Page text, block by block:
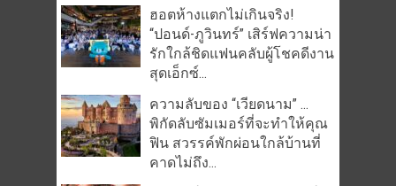
ฮอตห้างแตกไม่เกินจริง!
“ปอนด์-ภูวินทร์” เสิร์ฟความน่า
รักใกล้ชิดแฟนคลับผู้โชคดีงาน
สุดเอ็กซ์...
ความลับของ “เวียดนาม” …
พิกัดลับซัมเมอร์ที่จะทำให้คุณ
ฟิน สวรรค์พักผ่อนใกล้บ้านที่
คาดไม่ถึง...